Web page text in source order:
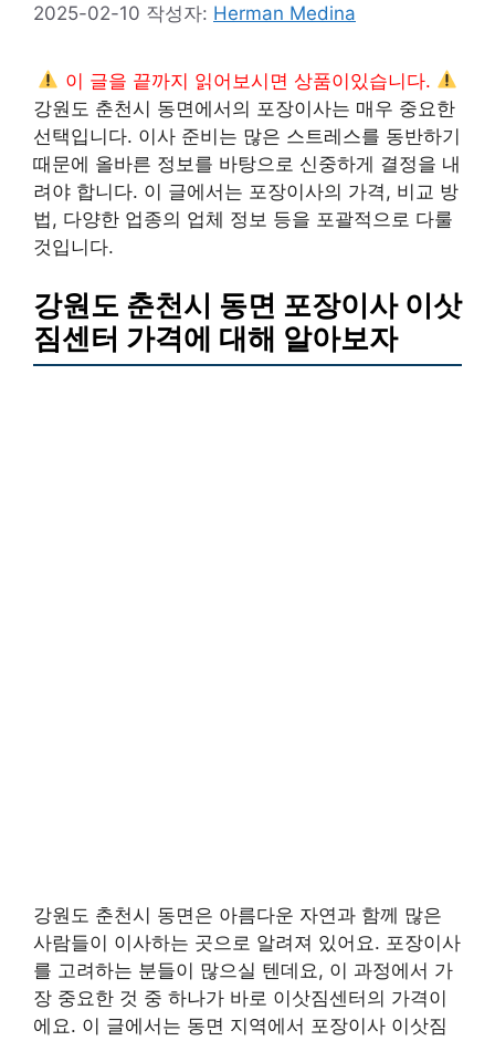
2025-02-10 작성자: Herman Medina
이 글을 끝까지 읽어보시면 상품이있습니다.
강원도 춘천시 동면에서의 포장이사는 매우 중요한
선택입니다. 이사 준비는 많은 스트레스를 동반하기
때문에 올바른 정보를 바탕으로 신중하게 결정을 내
려야 합니다. 이 글에서는 포장이사의 가격, 비교 방
법, 다양한 업종의 업체 정보 등을 포괄적으로 다룰
것입니다.
강원도 춘천시 동면 포장이사 이삿
짐센터 가격에 대해 알아보자
강원도 춘천시 동면은 아름다운 자연과 함께 많은
사람들이 이사하는 곳으로 알려져 있어요. 포장이사
를 고려하는 분들이 많으실 텐데요, 이 과정에서 가
장 중요한 것 중 하나가 바로 이삿짐센터의 가격이
에요. 이 글에서는 동면 지역에서 포장이사 이삿짐